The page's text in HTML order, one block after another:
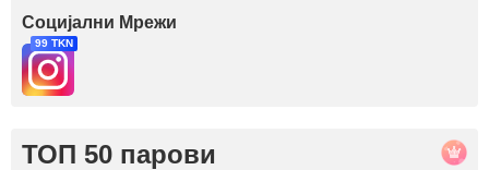
Социјални Мрежи
99 TKN
ТОП 50 парови